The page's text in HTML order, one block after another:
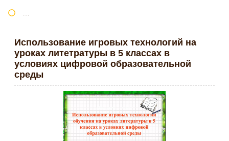
Использование игровых технологий на
уроках литетратуры в 5 классах в
условиях цифровой образовательной
среды